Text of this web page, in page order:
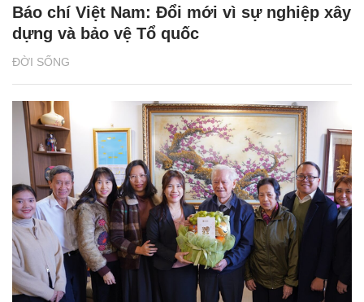
ĐỜI SỐNG
Báo chí Việt Nam: Đổi mới vì sự nghiệp xây
dựng và bảo vệ Tổ quốc